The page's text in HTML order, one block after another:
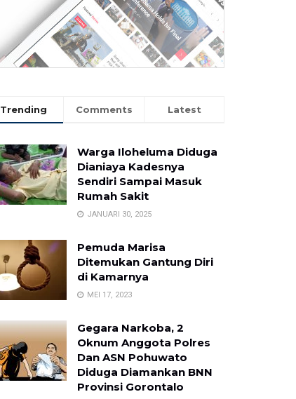
Trending Comments Latest
Warga Iloheluma Diduga
Dianiaya Kadesnya
Sendiri Sampai Masuk
Rumah Sakit
JANUARI 30, 2025
Pemuda Marisa
Ditemukan Gantung Diri
di Kamarnya
MEI 17, 2023
Gegara Narkoba, 2
Oknum Anggota Polres
Dan ASN Pohuwato
Diduga Diamankan BNN
Provinsi Gorontalo